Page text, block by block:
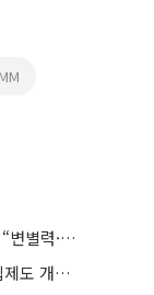
수능 절대평가·서논술형 공론화⋯입시업계 “변별력·사교육 대책 먼저”
국교위, 국가교육발전계획 10월 공개⋯대입제도 개편 공론화 추진